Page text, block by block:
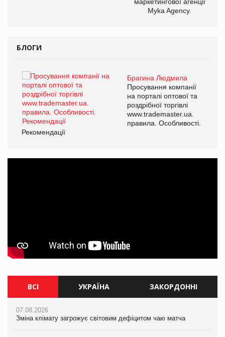
Myka Agency.
БЛОГИ
Брагина Людмила
Просування компанії
на порталі оптової та
роздрібної торгівлі
www.trademaster.ua.
правила. Особливості.
Рекомендації
ВСІ УКРАЇНА ЗАКОРДОННІ
07.08.2026
Зміна клімату загрожує світовим дефіцитом чаю матча
07.08.2026
Зміна клімату загрожує світовим дефіцитом чаю матча
07.08.2026
Зміна клімату загрожує світовим дефіцитом чаю матча